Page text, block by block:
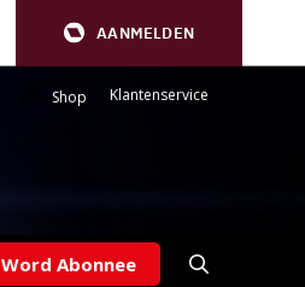
AANMELDEN
Shop Klantenservice
Word Abonnee